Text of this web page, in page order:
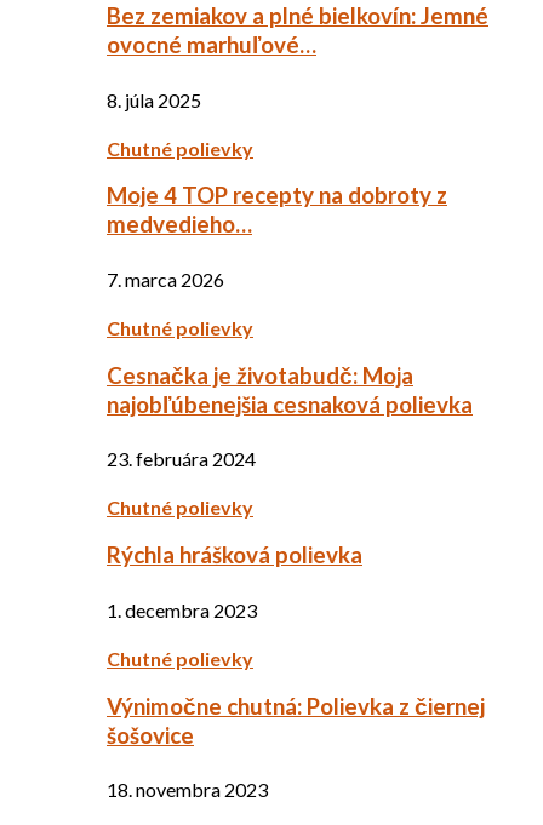
Bez zemiakov a plné bielkovín: Jemné
ovocné marhuľové…
8. júla 2025
Chutné polievky
Moje 4 TOP recepty na dobroty z
medvedieho…
7. marca 2026
Chutné polievky
Cesnačka je životabudč: Moja
najobľúbenejšia cesnaková polievka
23. februára 2024
Chutné polievky
Rýchla hrášková polievka
1. decembra 2023
Chutné polievky
Výnimočne chutná: Polievka z čiernej
šošovice
18. novembra 2023